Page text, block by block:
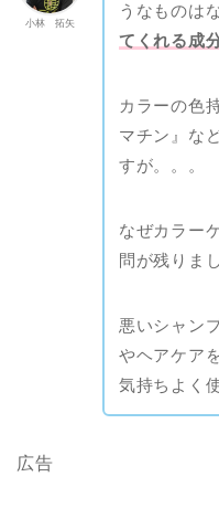
小林 拓矢
うなものは
てくれる成
カラーの色
マチン』な
すが。。。
なぜカラー
問が残りま
悪いシャン
やヘアケア
気持ちよく
広告